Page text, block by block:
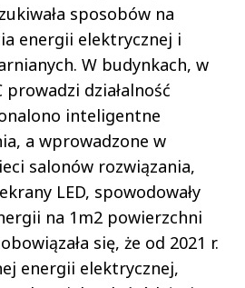
sposobów na
energii elektrycznej i
W budynkach, w
prowadzi działalność
inteligentne
a wprowadzone w
salonów rozwiązania,
LED, spowodowały
na 1m2 powierzchni
się, że od 2021 r.
energii elektrycznej,